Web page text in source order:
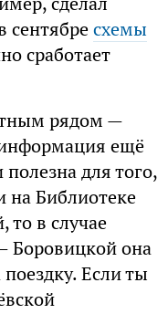
сентябресхемы
сработает
рядом —
ещё
для того,
на Библиотеке
в случае
Боровицкой она
Если ты